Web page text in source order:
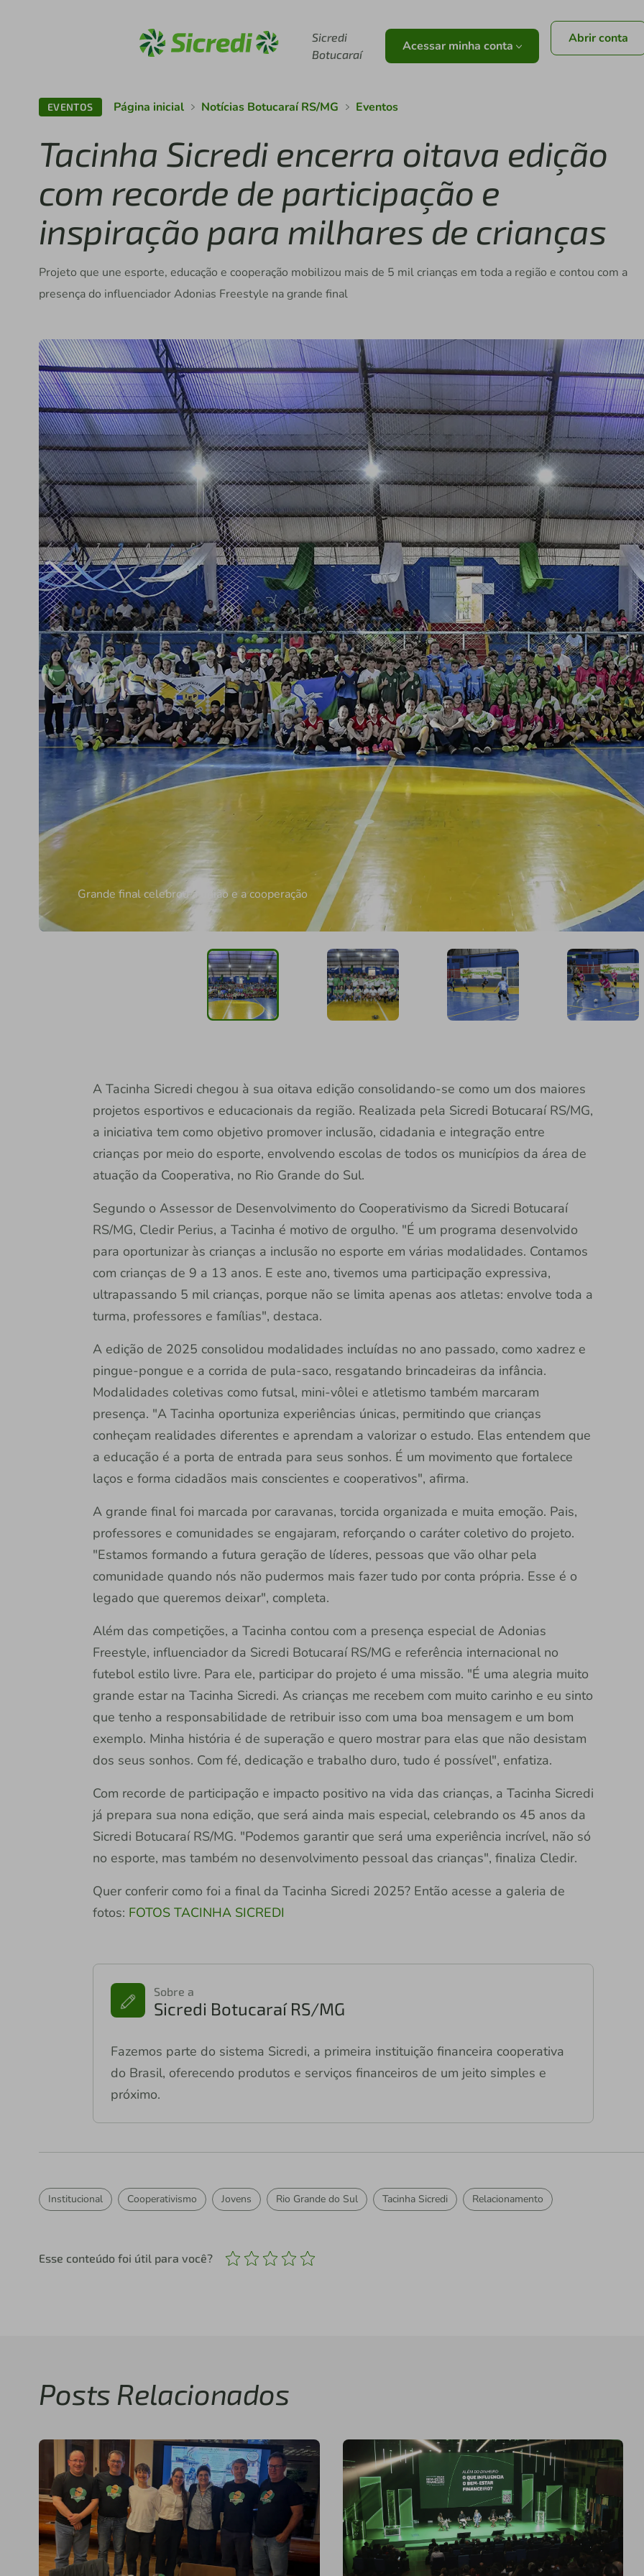
Sicredi
Botucaraí
Acessar minha conta Abrir conta
EVENTOS Página inicial Notícias Botucaraí RS/MG Eventos
Tacinha Sicredi encerra oitava edição
com recorde de participação e
inspiração para milhares de crianças
Projeto que une esporte, educação e cooperação mobilizou mais de 5 mil crianças em toda a região e contou com a
presença do influenciador Adonias Freestyle na grande final
Grande final celebrou a união e a cooperação
A Tacinha Sicredi chegou à sua oitava edição consolidando-se como um dos maiores
projetos esportivos e educacionais da região. Realizada pela Sicredi Botucaraí RS/MG,
a iniciativa tem como objetivo promover inclusão, cidadania e integração entre
crianças por meio do esporte, envolvendo escolas de todos os municípios da área de
atuação da Cooperativa, no Rio Grande do Sul.
Segundo o Assessor de Desenvolvimento do Cooperativismo da Sicredi Botucaraí
RS/MG, Cledir Perius, a Tacinha é motivo de orgulho. "É um programa desenvolvido
para oportunizar às crianças a inclusão no esporte em várias modalidades. Contamos
com crianças de 9 a 13 anos. E este ano, tivemos uma participação expressiva,
ultrapassando 5 mil crianças, porque não se limita apenas aos atletas: envolve toda a
turma, professores e famílias", destaca.
A edição de 2025 consolidou modalidades incluídas no ano passado, como xadrez e
pingue-pongue e a corrida de pula-saco, resgatando brincadeiras da infância.
Modalidades coletivas como futsal, mini-vôlei e atletismo também marcaram
presença. "A Tacinha oportuniza experiências únicas, permitindo que crianças
conheçam realidades diferentes e aprendam a valorizar o estudo. Elas entendem que
a educação é a porta de entrada para seus sonhos. É um movimento que fortalece
laços e forma cidadãos mais conscientes e cooperativos", afirma.
A grande final foi marcada por caravanas, torcida organizada e muita emoção. Pais,
professores e comunidades se engajaram, reforçando o caráter coletivo do projeto.
"Estamos formando a futura geração de líderes, pessoas que vão olhar pela
comunidade quando nós não pudermos mais fazer tudo por conta própria. Esse é o
legado que queremos deixar", completa.
Além das competições, a Tacinha contou com a presença especial de Adonias
Freestyle, influenciador da Sicredi Botucaraí RS/MG e referência internacional no
futebol estilo livre. Para ele, participar do projeto é uma missão. "É uma alegria muito
grande estar na Tacinha Sicredi. As crianças me recebem com muito carinho e eu sinto
que tenho a responsabilidade de retribuir isso com uma boa mensagem e um bom
exemplo. Minha história é de superação e quero mostrar para elas que não desistam
dos seus sonhos. Com fé, dedicação e trabalho duro, tudo é possível", enfatiza.
Com recorde de participação e impacto positivo na vida das crianças, a Tacinha Sicredi
já prepara sua nona edição, que será ainda mais especial, celebrando os 45 anos da
Sicredi Botucaraí RS/MG. "Podemos garantir que será uma experiência incrível, não só
no esporte, mas também no desenvolvimento pessoal das crianças", finaliza Cledir.
Quer conferir como foi a final da Tacinha Sicredi 2025? Então acesse a galeria de
fotos: FOTOS TACINHA SICREDI
Sobre a
Sicredi Botucaraí RS/MG
Fazemos parte do sistema Sicredi, a primeira instituição financeira cooperativa
do Brasil, oferecendo produtos e serviços financeiros de um jeito simples e
próximo.
Institucional Cooperativismo Jovens Rio Grande do Sul Tacinha Sicredi Relacionamento
Esse conteúdo foi útil para você?
Posts Relacionados